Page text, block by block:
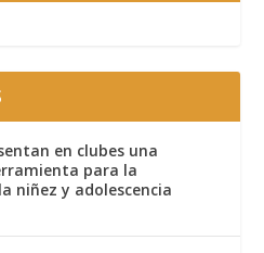
en clubes una
para la
niñez y adolescencia